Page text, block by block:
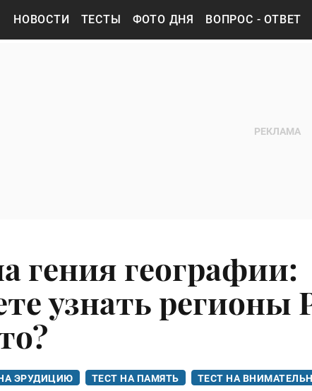
НОВОСТИ ТЕСТЫ ФОТО ДНЯ ВОПРОС - ОТВЕТ
гения географии:
узнать регионы
ЭРУДИЦИЮ ТЕСТ НА ПАМЯТЬ ТЕСТ НА